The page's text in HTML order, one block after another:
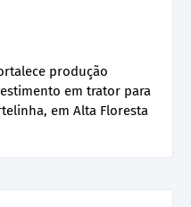
produção
em trator para
em Alta Floresta